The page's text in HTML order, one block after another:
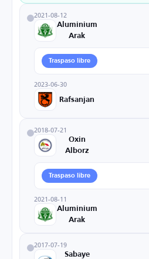
2021-08-12
Aluminium
Arak
Traspaso libre
2023-06-30
Rafsanjan
2018-07-21
Oxin
Alborz
Traspaso libre
2021-08-11
Aluminium
Arak
2017-07-19
Sabaye